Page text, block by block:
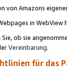
von Amazons
in WebView
ob sie
Vereinbarung.
für das